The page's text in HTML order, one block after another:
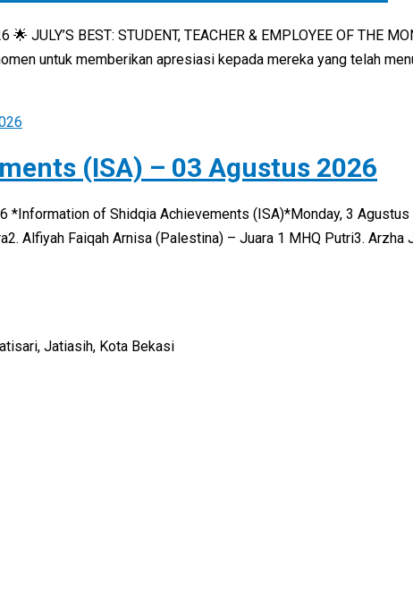
JULY’S BEST: STUDENT, TEACHER & EMPLOYEE OF THE
untuk memberikan apresiasi kepada mereka yang telah
(ISA) – 03 Agustus 2026
of Shidqia Achievements (ISA)*Monday, 3
Alfiyah Faiqah Arnisa (Palestina) – Juara 1 MHQ Putri3.
Jatiasih, Kota Bekasi